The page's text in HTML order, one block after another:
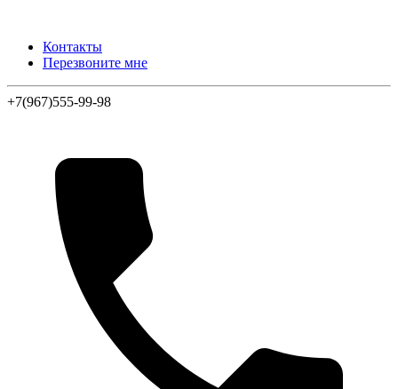
Контакты
Перезвоните мне
+7(967)555-99-98